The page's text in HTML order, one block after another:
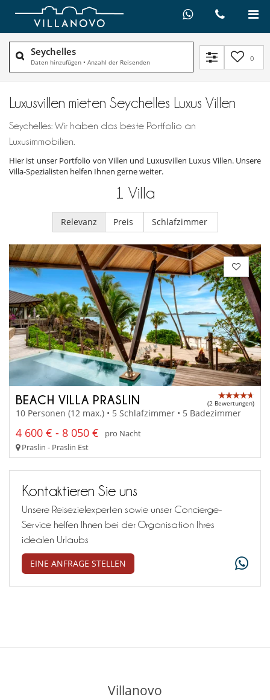
Seychelles
Daten hinzufügen • Anzahl der Reisenden 0
Luxusvillen mieten Seychelles Luxus Villen
Seychelles: Wir haben das beste Portfolio an
Luxusimmobilien.
Hier ist unser Portfolio von Villen und Luxusvillen Luxus Villen. Unsere
Villa-Spezialisten helfen Ihnen gerne weiter.
1 Villa
Relevanz Preis Schlafzimmer
BEACH VILLA PRASLIN (2 Bewertungen)
10 Personen (12 max.) • 5 Schlafzimmer • 5 Badezimmer
4 600 € - 8 050 €
pro Nacht
Praslin - Praslin Est
Kontaktieren Sie uns
Unsere Reisezielexperten sowie unser Concierge-
Service helfen Ihnen bei der Organisation Ihres
idealen Urlaubs
EINE ANFRAGE STELLEN
Villanovo